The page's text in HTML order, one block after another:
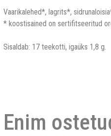
Vaarikalehed*, lagrits*,
* koostisained on sertifitseeritud
Sisaldab: 17 teekotti, igaüks 1,8 g.
Enim